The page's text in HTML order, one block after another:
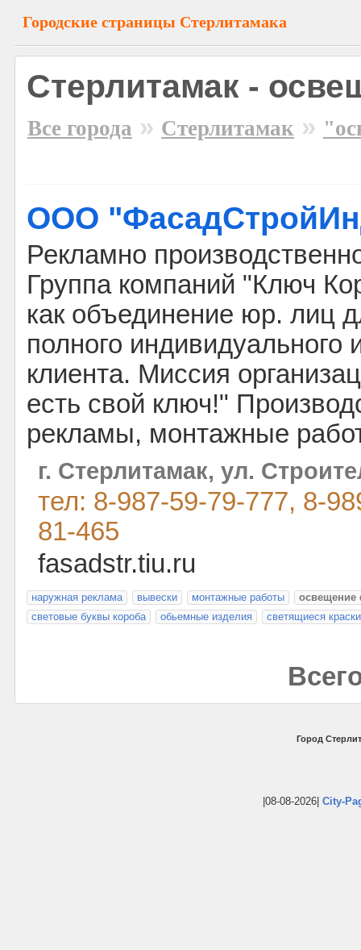
Городские страницы Стерлитамака
Стерлитамак -
Все города » Стерлитамак »
ООО
Рекламно
Группа компаний "Ключ
как объединение юр. лиц
полного индивидуального
клиента. Миссия
есть свой ключ!"
рекламы, монтажные
г. Стерлитамак, ул.
тел: 8-987-59-79-777, 8-
81-465
fasadstr.tiu.ru
наружная реклама вывески монтажные работы
освещение
световые буквы короба
обьемные изделия светящиеся краски
Город
|08-08-2026| City-